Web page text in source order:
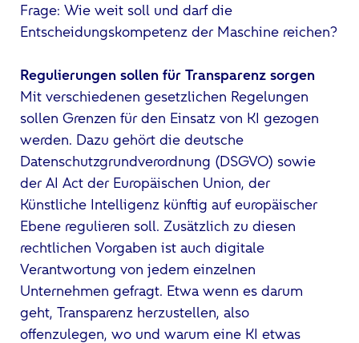
Frage: Wie weit soll und darf die
Entscheidungskompetenz der Maschine reichen?
Regulierungen sollen für Transparenz sorgen
Mit verschiedenen gesetzlichen Regelungen
sollen Grenzen für den Einsatz von KI gezogen
werden. Dazu gehört die deutsche
Datenschutzgrundverordnung (DSGVO) sowie
der AI Act der Europäischen Union, der
Künstliche Intelligenz künftig auf europäischer
Ebene regulieren soll. Zusätzlich zu diesen
rechtlichen Vorgaben ist auch digitale
Verantwortung von jedem einzelnen
Unternehmen gefragt. Etwa wenn es darum
geht, Transparenz herzustellen, also
offenzulegen, wo und warum eine KI etwas